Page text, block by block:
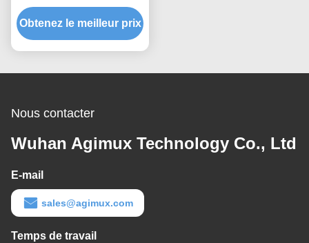
QSFP28 100G ER1 BIDI
de 40 km
Obtenez le meilleur prix
Nous contacter
Wuhan Agimux Technology Co., Ltd
E-mail
sales@agimux.com
Temps de travail